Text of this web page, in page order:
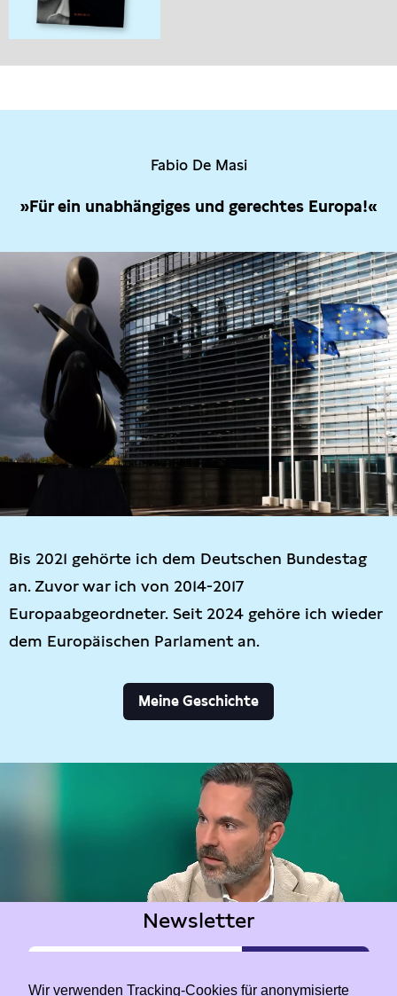
Wir verwenden Tracking-Cookies für anonymisierte
Fabio De Masi
»Für ein unabhängiges und gerechtes Europa!«
Bis 2021 gehörte ich dem Deutschen Bundestag
an. Zuvor war ich von 2014-2017
Europaabgeordneter. Seit 2024 gehöre ich wieder
dem Europäischen Parlament an.
Meine Geschichte
Newsletter